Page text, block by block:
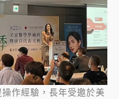
作經驗，長年受邀於美